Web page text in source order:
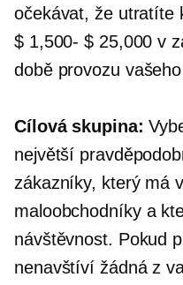
očekávat, že utratíte
$ 1,500- $ 25,000 v
době provozu vašeho
Cílová skupina:
největší
zákazníky, který má
maloobchodníky a
návštěvnost. Pokud
nenavštíví žádná z